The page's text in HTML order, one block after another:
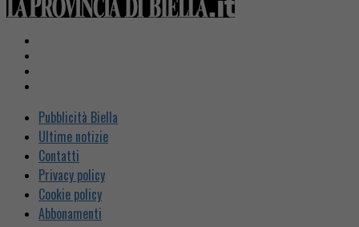
Pubblicità Biella
Ultime notizie
Contatti
Privacy policy
Cookie policy
Abbonamenti